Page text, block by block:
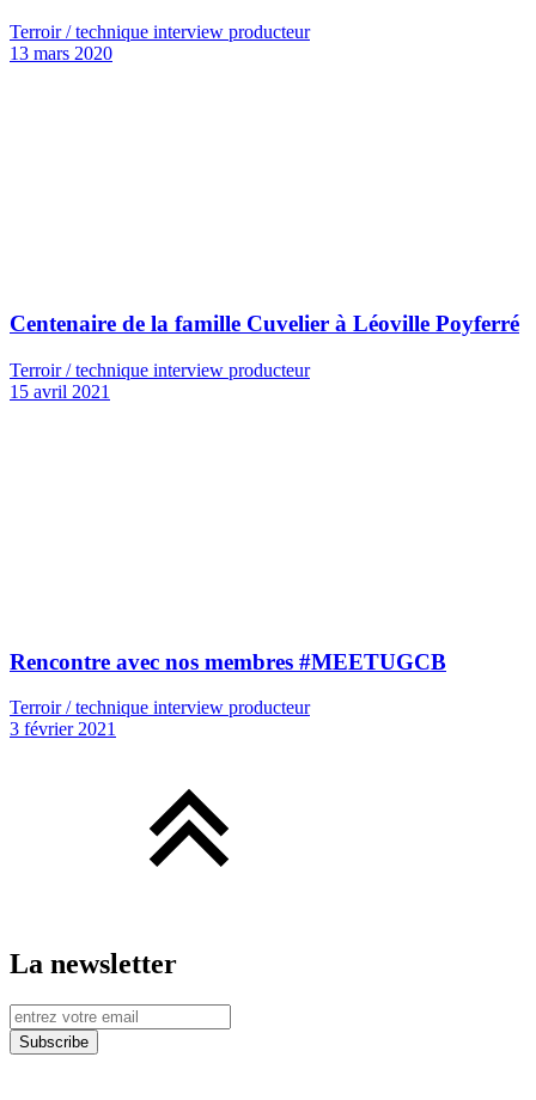
Terroir / technique interview producteur
13 mars 2020
Centenaire de la famille Cuvelier à Léoville Poyferré
Terroir / technique interview producteur
15 avril 2021
Rencontre avec nos membres #MEETUGCB
Terroir / technique interview producteur
3 février 2021
La newsletter